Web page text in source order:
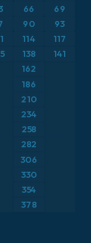
66
69
90 93
114 117
138 141
162
186
210
234
258
282
306
330
354
378